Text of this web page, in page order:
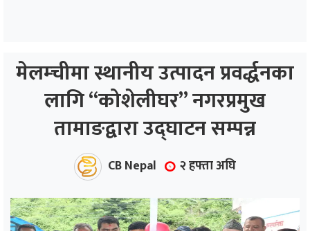
मेलम्चीमा स्थानीय उत्पादन प्रवर्द्धनका
लागि “कोशेलीघर” नगरप्रमुख
तामाङद्वारा उद्घाटन सम्पन्न
CB Nepal २ हफ्ता अघि